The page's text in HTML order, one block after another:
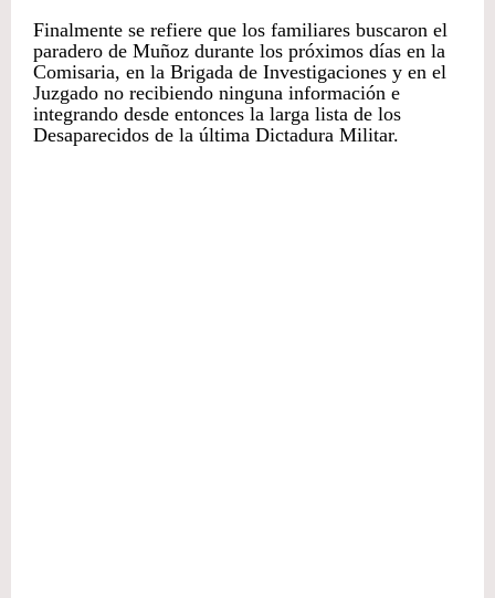
Finalmente se refiere que los familiares buscaron el
paradero de Muñoz durante los próximos días en la
Comisaria, en la Brigada de Investigaciones y en el
Juzgado no recibiendo ninguna información e
integrando desde entonces la larga lista de los
Desaparecidos de la última Dictadura Militar.